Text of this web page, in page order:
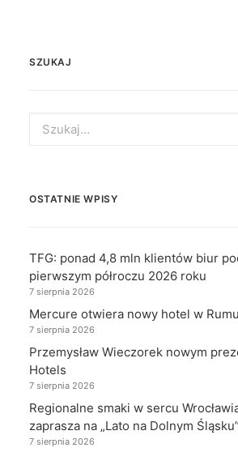
SZUKAJ
for:
OSTATNIE WPISY
TFG: ponad 4,8 mln klientów biur
pierwszym półroczu 2026 roku
7 sierpnia 2026
Mercure otwiera nowy hotel w
7 sierpnia 2026
Przemysław Wieczorek nowym
Hotels
7 sierpnia 2026
Regionalne smaki w sercu
zaprasza na „Lato na Dolnym Śląsku”
7 sierpnia 2026